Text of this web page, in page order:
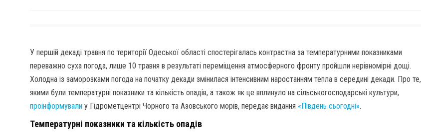
У першій декаді травня по території Одеської області спостерігалась контрастна за температурними показниками
переважно суха погода, лише 10 травня в результаті переміщення атмосферного фронту пройшли нерівномірні дощі.
Холодна із заморозками погода на початку декади змінилася інтенсивним наростанням тепла в середині декади. Про те,
якими були температурні показники та кількість опадів, а також як це вплинуло на сільськогосподарські культури,
проінформували у Гідрометцентрі Чорного та Азовського морів, передає видання «Південь сьогодні».
Температурні показники та кількість опадів